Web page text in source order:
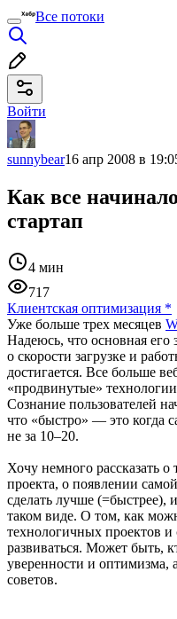
Все потоки
Войти
sunnybear16 апр 2008 в
Как все
стартап
4 мин
717
Клиентская оптимизация *
Уже больше трех месяцев
Надеюсь, что основная его
о скорости загрузке и
достигается. Все больше
«продвинутые»
Сознание пользователей
что «быстро» — это когда
не за 10–20.
Хочу немного рассказать
проекта, о появлении
сделать лучше (=быстрее),
таком виде. О том, как
технологичных проектов
развиваться. Может быть,
уверенности и оптимизма,
советов.